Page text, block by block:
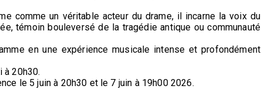
comme un véritable acteur du drame, il incarne la voix du
témoin bouleversé de la tragédie antique ou communauté
en une expérience musicale intense et profondément
à 20h30.
le 5 juin à 20h30 et le 7 juin à 19h00 2026.